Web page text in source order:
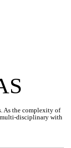
As the complexity of
multi-disciplinary with